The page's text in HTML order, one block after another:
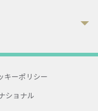
キーポリシー
ショナル